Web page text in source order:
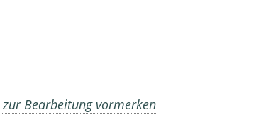
Bearbeitung vormerken